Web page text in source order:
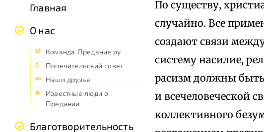
Главная
О нас
Команда Предание.ру
Попечительский совет
Наши друзья
Известные люди о
Предании
Благотворительность
По существу,
случайно. Все
создают связи
систему насилие,
расизм должны
и всечеловеческой
коллективного